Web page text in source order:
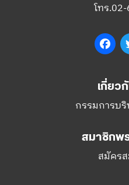
โทร
เกี่ยว
กรรมการบ
สมาชิกพ
สมัคร